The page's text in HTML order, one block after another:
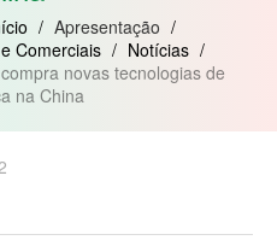
/ Apresentação /
Comerciais / Notícias /
novas tecnologias de
na China